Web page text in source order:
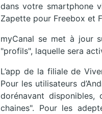
dans votre smartphone
Zapette pour Freebox et
myCanal se met à jour
"profils", laquelle sera
L’app de la filiale de
Pour les utilisateurs
dorénavant
chaines". Pour les